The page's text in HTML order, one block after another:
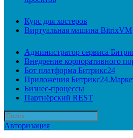
Курс для хостеров
Виртуальная машина BitrixVM
Администратор сервиса
Внедрение корпоративного
Бот платформа Битрикс24
Приложения
Бизнес-процессы
Партнёрский REST
Авторизация